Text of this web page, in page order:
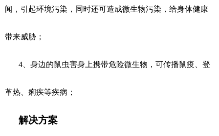
闻，引起环境污染，同时还可造成微生物污染，给身体健康
带来威胁；
4、身边的鼠虫害身上携带危险微生物，可传播鼠疫、登
革热、痢疾等疾病；
解决方案